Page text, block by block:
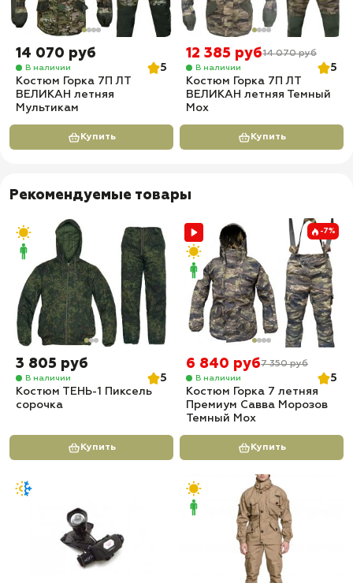
14 070 руб
В наличии
5
Костюм Горка 7П ЛТ
ВЕЛИКАН летняя
Мультикам
Купить
12 385 руб14 070 руб
В наличии
5
Костюм Горка 7П ЛТ
ВЕЛИКАН летняя Темный
Мох
Купить
Рекомендуемые товары
3 805 руб
В наличии
5
Костюм ТЕНЬ-1 Пиксель
сорочка
Купить
-7%
6 840 руб7 350 руб
В наличии
5
Костюм Горка 7 летняя
Премиум Савва Морозов
Темный Мох
Купить